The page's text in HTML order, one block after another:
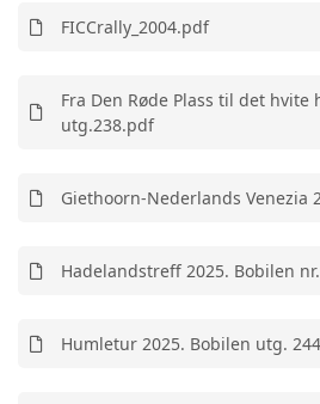
FICCrally_2004.pdf
Fra Den Røde Plass til det hvite
utg.238.pdf
Giethoorn-Nederlands Venezia
Hadelandstreff 2025. Bobilen
Humletur 2025. Bobilen utg.